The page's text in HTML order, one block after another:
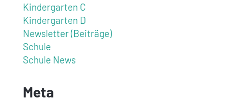
Kindergarten C
Kindergarten D
Newsletter (Beiträge)
Schule
Schule News
Meta